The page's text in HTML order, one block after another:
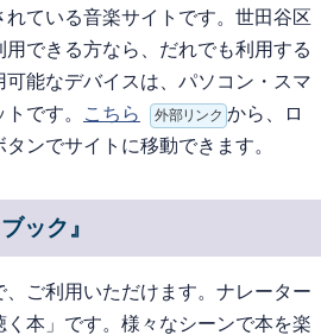
ている音楽サイトです。世田谷区
できる方なら、だれでも利用する
可能なデバイスは、パソコン・スマ
です。
こちら 外部リンク から、ロ
ンでサイトに移動できます。
ック』
ご利用いただけます。ナレーター
本」です。様々なシーンで本を楽